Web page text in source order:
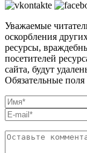
Уважаемые
оскорбления
ресурсы,
посетителей
сайта, будут
Обязательные